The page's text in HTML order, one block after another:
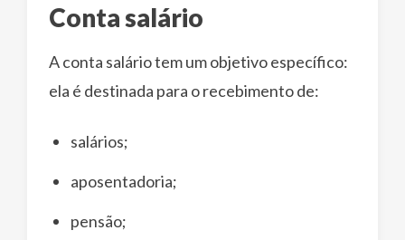
Conta salário
A conta salário tem um objetivo específico:
ela é destinada para o recebimento de:
salários;
aposentadoria;
pensão;